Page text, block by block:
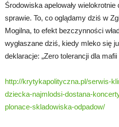
Środowiska apelowały
sprawie. To, co oglądamy dziś w
Mogilna, to efekt bezczynności
wygłaszane dziś, kiedy mleko się
deklaracje: „Zero tolerancji dla mafii
http://krytykapolityczna.pl/serwis-
dziecka-najmlodsi-dostana-
plonace-skladowiska-odpadow/